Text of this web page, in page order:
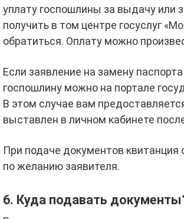
уплату госпошлины за выдачу или
получить в том центре госуслуг
обратиться. Оплату можно
Если заявление на замену
госпошлину можно на портале
В этом случае вам
выставлен в личном кабинете
При подаче документов
по желанию заявителя.
6. Куда подавать